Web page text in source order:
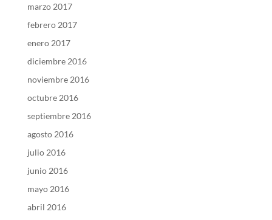
marzo 2017
febrero 2017
enero 2017
diciembre 2016
noviembre 2016
octubre 2016
septiembre 2016
agosto 2016
julio 2016
junio 2016
mayo 2016
abril 2016